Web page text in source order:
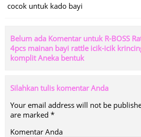
cocok untuk kado bayi
Belum ada Komentar untuk R-BOSS
4pcs mainan bayi rattle icik-icik
komplit Aneka bentuk
Silahkan tulis komentar Anda
Your email address will not be
are marked *
Komentar Anda